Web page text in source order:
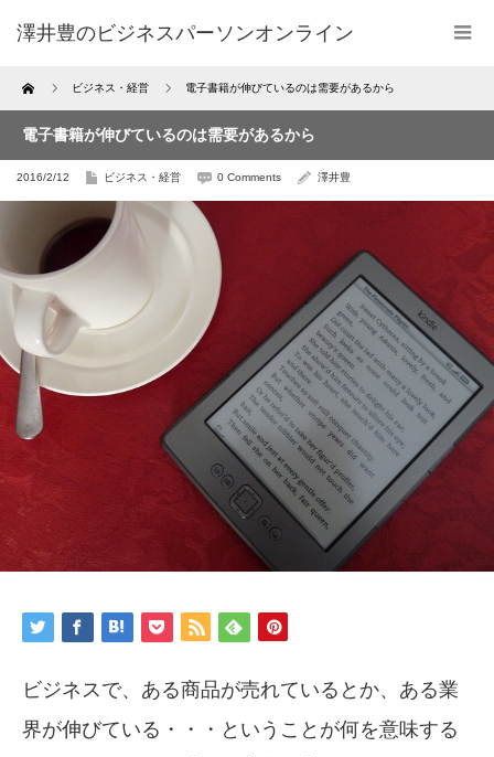
澤井豊のビジネスパーソンオンライン
Home ビジネス・経営 電子書籍が伸びているのは需要があるから
電子書籍が伸びているのは需要があるから
2016/2/12 ビジネス・経営 0 Comments 澤井豊
ビジネスで、ある商品が売れているとか、ある業
界が伸びている・・・ということが何を意味する